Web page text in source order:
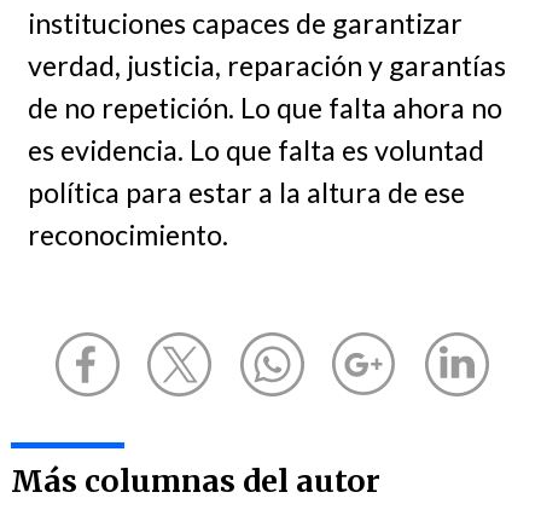
instituciones capaces de garantizar
verdad, justicia, reparación y garantías
de no repetición. Lo que falta ahora no
es evidencia. Lo que falta es voluntad
política para estar a la altura de ese
reconocimiento.
Más columnas del autor